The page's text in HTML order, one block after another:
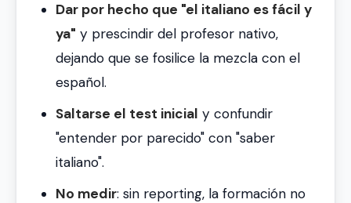
Dar por hecho que "el italiano es fácil y
ya" y prescindir del profesor nativo,
dejando que se fosilice la mezcla con el
español.
Saltarse el test inicial y confundir
"entender por parecido" con "saber
italiano".
No medir: sin reporting, la formación no